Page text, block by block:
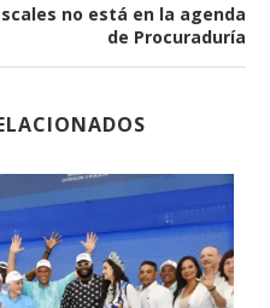
no está en la agenda
de Procuraduría